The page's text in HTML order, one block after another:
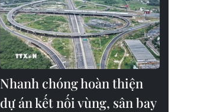
Nhanh chóng hoàn thiện
dự án kết nối vùng, sân bay